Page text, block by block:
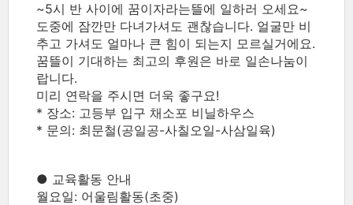
~5시 반 사이에 꿈이자라는뜰에 일하러 오세요~
도중에 잠깐만 다녀가셔도 괜찮습니다. 얼굴만 비
추고 가셔도 얼마나 큰 힘이 되는지 모르실거에요.
꿈뜰이 기대하는 최고의 후원은 바로 일손나눔이
랍니다.
미리 연락을 주시면 더욱 좋구요!
* 장소: 고등부 입구 채소포 비닐하우스
* 문의: 최문철(공일공-사칠오일-사삼일육)
● 교육활동 안내
월요일: 어울림활동(초중)